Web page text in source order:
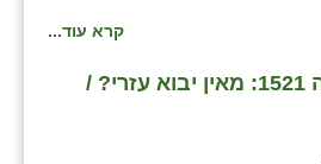
קרא עוד...
משקי עזר, החלטה 1521: מאין יבוא עזרי? /